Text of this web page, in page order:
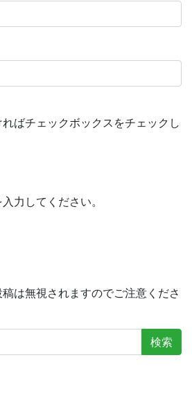
ばチェックボックスをチェックし
力してください。
は無視されますのでご注意くださ